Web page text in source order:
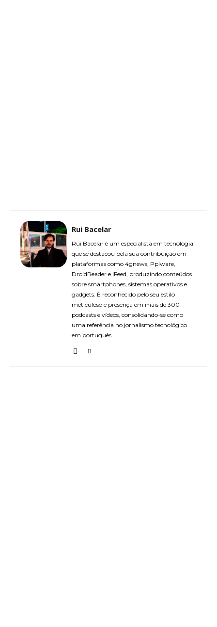
Rui Bacelar
Rui Bacelar é um especialista em tecnologia
que se destacou pela sua contribuição em
plataformas como 4gnews, Pplware,
DroidReader e iFeed, produzindo conteúdos
sobre smartphones, sistemas operativos e
gadgets. É reconhecido pelo seu estilo
meticuloso e presença em mais de 300
podcasts e vídeos, consolidando-se como
uma referência no jornalismo tecnológico
em português